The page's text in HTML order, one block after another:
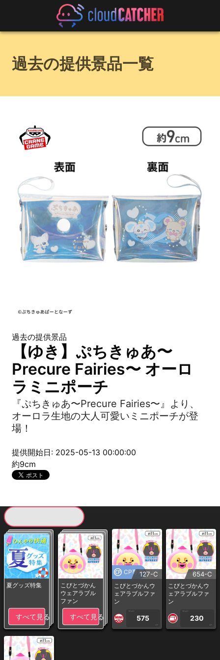
過去の提供景品一覧
過去の提供景品
【ゆき】ぷちきゅあ〜
Precure Fairies〜 オーロ
ラミニポーチ
『ぷちきゅあ〜Precure Fairies〜』より、
オーロラ生地の大人可愛いミニポーチが登
場！
提供開始日: 2025-05-13 00:00:00
約9cm
夏グッズ特集
すべて見る
こびとづかん
ウェアラブル
ファン
すべて見る
CP専用127-C
こびとづかんウ
ェアラブルファ
ン
1PLAY
575
CP
654-C
こびとづかんウ
ェアラブルファ
ン
1PLAY
230
CP